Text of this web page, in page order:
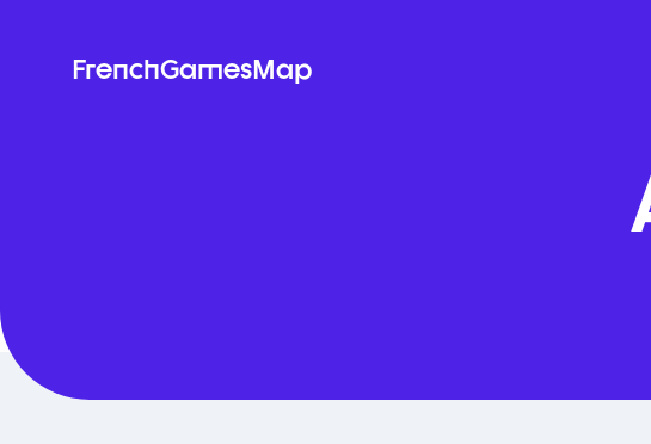
FrenchGamesMap